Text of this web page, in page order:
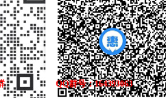
QQ群号：164393063